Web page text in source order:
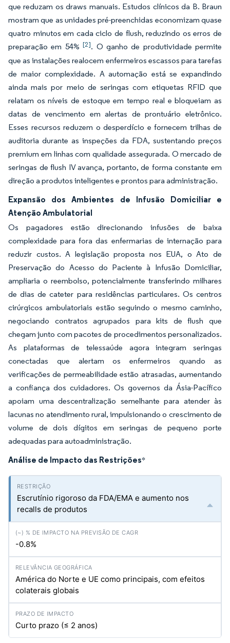
que reduzam os draws manuais. Estudos clínicos da B. Braun
mostram que as unidades pré-preenchidas economizam quase
quatro minutos em cada ciclo de flush, reduzindo os erros de
preparação em 54%[2]. O ganho de produtividade permite
que as instalações realocem enfermeiros escassos para tarefas
de maior complexidade. A automação está se expandindo
ainda mais por meio de seringas com etiquetas RFID que
relatam os níveis de estoque em tempo real e bloqueiam as
datas de vencimento em alertas de prontuário eletrônico.
Esses recursos reduzem o desperdício e fornecem trilhas de
auditoria durante as inspeções da FDA, sustentando preços
premium em linhas com qualidade assegurada. O mercado de
seringas de flush IV avança, portanto, de forma constante em
direção a produtos inteligentes e prontos para administração.
Expansão dos Ambientes de Infusão Domiciliar e
Atenção Ambulatorial
Os pagadores estão direcionando infusões de baixa
complexidade para fora das enfermarias de internação para
reduzir custos. A legislação proposta nos EUA, o Ato de
Preservação do Acesso do Paciente à Infusão Domiciliar,
ampliaria o reembolso, potencialmente transferindo milhares
de dias de cateter para residências particulares. Os centros
cirúrgicos ambulatoriais estão seguindo o mesmo caminho,
negociando contratos agrupados para kits de flush que
chegam junto com pacotes de procedimentos personalizados.
As plataformas de telessaúde agora integram seringas
conectadas que alertam os enfermeiros quando as
verificações de permeabilidade estão atrasadas, aumentando
a confiança dos cuidadores. Os governos da Ásia-Pacífico
apoiam uma descentralização semelhante para atender às
lacunas no atendimento rural, impulsionando o crescimento de
volume de dois dígitos em seringas de pequeno porte
adequadas para autoadministração.
Análise de Impacto das Restrições*
Escrutínio rigoroso da FDA/EMA e aumento nos
recalls de produtos
-0.8%
América do Norte e UE como principais, com efeitos
colaterais globais
Curto prazo (≤ 2 anos)